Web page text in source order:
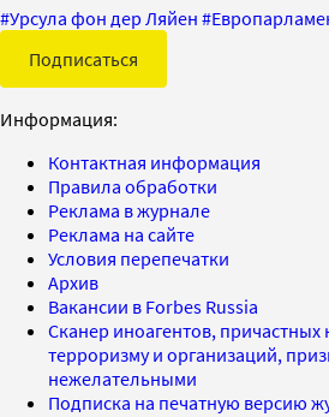
#Урсула фон дер Ляйен #
Подписаться
Информация:
Контактная информация
Правила обработки
Реклама в журнале
Реклама на сайте
Условия перепечатки
Архив
Вакансии в Forbes Russia
Сканер иноагентов, причастных
терроризму и организаций,
нежелательными
Подписка на печатную версию